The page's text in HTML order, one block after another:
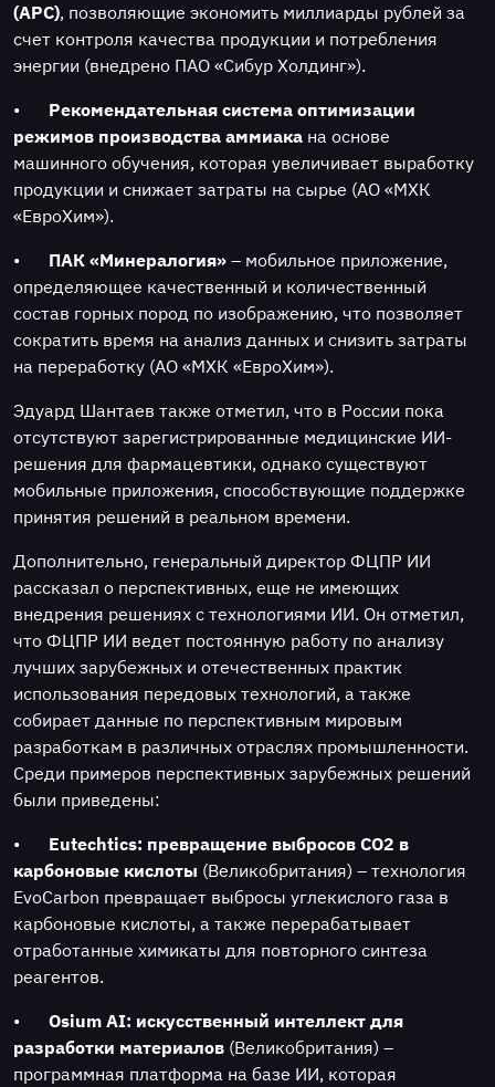
(APC), позволяющие экономить миллиарды рублей за
счет контроля качества продукции и потребления
энергии (внедрено ПАО «Сибур Холдинг»).
•
Рекомендательная система оптимизации
режимов производства аммиака на основе
машинного обучения, которая увеличивает выработку
продукции и снижает затраты на сырье (АО «МХК
«ЕвроХим»).
•
ПАК «Минералогия» – мобильное приложение,
определяющее качественный и количественный
состав горных пород по изображению, что позволяет
сократить время на анализ данных и снизить затраты
на переработку (АО «МХК «ЕвроХим»).
Эдуард Шантаев также отметил, что в России пока
отсутствуют зарегистрированные медицинские ИИ-
решения для фармацевтики, однако существуют
мобильные приложения, способствующие поддержке
принятия решений в реальном времени.
Дополнительно, генеральный директор ФЦПР ИИ
рассказал о перспективных, еще не имеющих
внедрения решениях с технологиями ИИ. Он отметил,
что ФЦПР ИИ ведет постоянную работу по анализу
лучших зарубежных и отечественных практик
использования передовых технологий, а также
собирает данные по перспективным мировым
разработкам в различных отраслях промышленности.
Среди примеров перспективных зарубежных решений
были приведены:
•
Eutechtics: превращение выбросов CO2 в
карбоновые кислоты (Великобритания) – технология
EvoCarbon превращает выбросы углекислого газа в
карбоновые кислоты, а также перерабатывает
отработанные химикаты для повторного синтеза
реагентов.
•
Osium AI: искусственный интеллект для
разработки материалов (Великобритания) –
программная платформа на базе ИИ, которая